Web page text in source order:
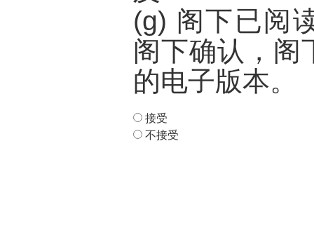
(g) 阁下已阅
阁下确认，阁
的电子版本。
接受
不接受